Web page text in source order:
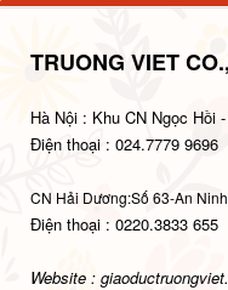
TRUONG VIET
Hà Nội : Khu CN Ngọc Hồi
Điện thoại : 024.7779 9696
CN Hải Dương:Số 63-An
Điện thoại : 0220.3833 655
Website :